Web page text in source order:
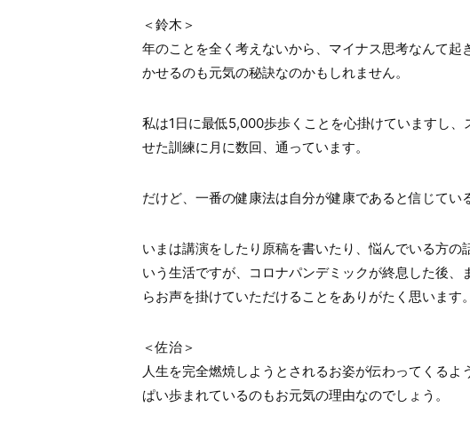
＜鈴木＞
年のことを全く考えないから、マイナス思考なんて
かせるのも元気の秘訣なのかもしれません。
私は1日に最低5,000歩歩くことを心掛けていますし
せた訓練に月に数回、通っています。
だけど、一番の健康法は自分が健康であると信じてい
いまは講演をしたり原稿を書いたり、悩んでいる方
いう生活ですが、コロナパンデミックが終息した後
らお声を掛けていただけることをありがたく思います。
＜佐治＞
人生を完全燃焼しようとされるお姿が伝わってくる
ぱい歩まれているのもお元気の理由なのでしょう。